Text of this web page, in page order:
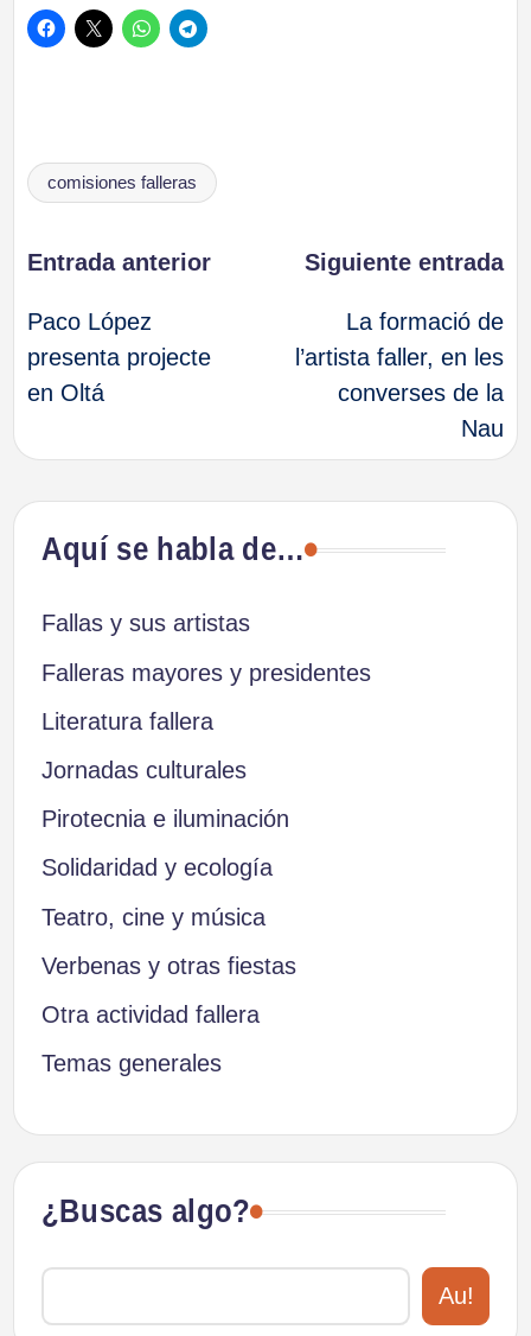
Etiquetas:
comisiones falleras
Navegación
de
entradas
Entrada anterior
Paco López
presenta projecte
en Oltá
Siguiente entrada
La formació de
l’artista faller, en les
converses de la
Nau
Aquí se habla de…
Fallas y sus artistas
Falleras mayores y presidentes
Literatura fallera
Jornadas culturales
Pirotecnia e iluminación
Solidaridad y ecología
Teatro, cine y música
Verbenas y otras fiestas
Otra actividad fallera
Temas generales
¿Buscas algo?
Au!